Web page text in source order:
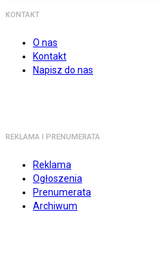
KONTAKT
O nas
Kontakt
Napisz do nas
REKLAMA I PRENUMERATA
Reklama
Ogłoszenia
Prenumerata
Archiwum